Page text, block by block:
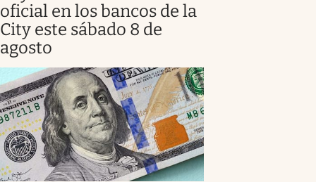
oficial en los bancos de la
City este sábado 8 de
agosto